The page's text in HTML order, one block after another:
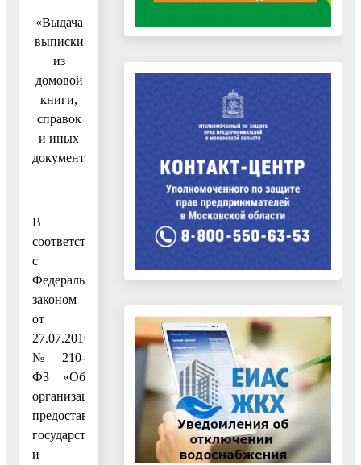
«Выдача
выписки
из
домовой
книги,
справок
и иных
документов»
В
соответствии
с
Федеральным
законом
от
27.07.2010
№ 210-
ФЗ «Об
организации
предоставления
государственных
и